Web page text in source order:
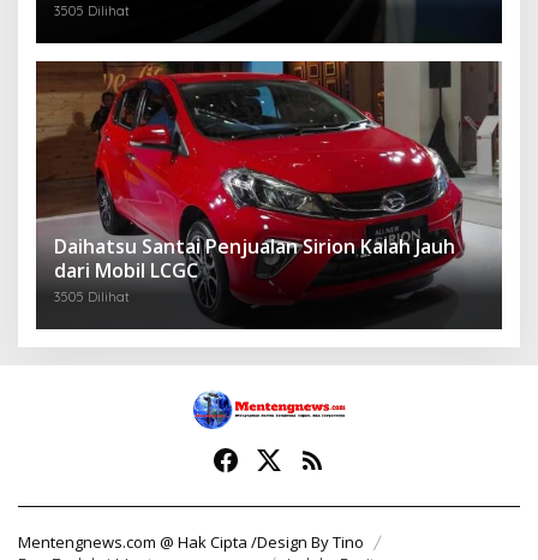
3505 Dilihat
Daihatsu Santai Penjualan Sirion Kalah Jauh
dari Mobil LCGC
3505 Dilihat
Mentengnews.com @ Hak Cipta /Design By Tino